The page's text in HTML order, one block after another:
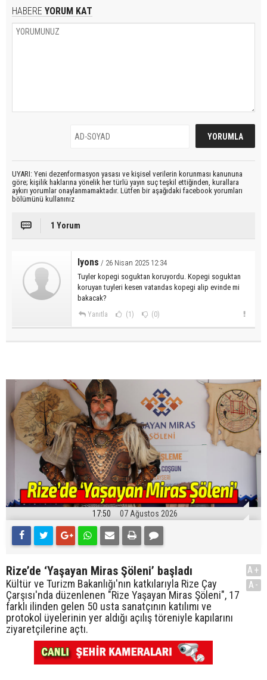
HABERE YORUM KAT
UYARI: Yeni dezenformasyon yasası ve kişisel verilerin korunması kanununa
göre; kişilik haklarına yönelik her türlü yayın suç teşkil ettiğinden, kurallara
aykırı yorumlar onaylanmamaktadır. Lütfen bir aşağıdaki facebook yorumları
bölümünü kullanınız
1 Yorum
Iyons / 26 Nisan 2025 12:34
Tuyler kopegi soguktan koruyordu. Kopegi soguktan
koruyan tuyleri kesen vatandas kopegi alip evinde mi
bakacak?
Yanıtla (1) (0)
17:50 07 Ağustos 2026
Rize’de ‘Yaşayan Miras Şöleni’ başladı
Kültür ve Turizm Bakanlığı'nın katkılarıyla Rize Çay
Çarşısı'nda düzenlenen "Rize Yaşayan Miras Şöleni", 17
farklı ilinden gelen 50 usta sanatçının katılımı ve
protokol üyelerinin yer aldığı açılış töreniyle kapılarını
ziyaretçilerine açtı.
A+
A-